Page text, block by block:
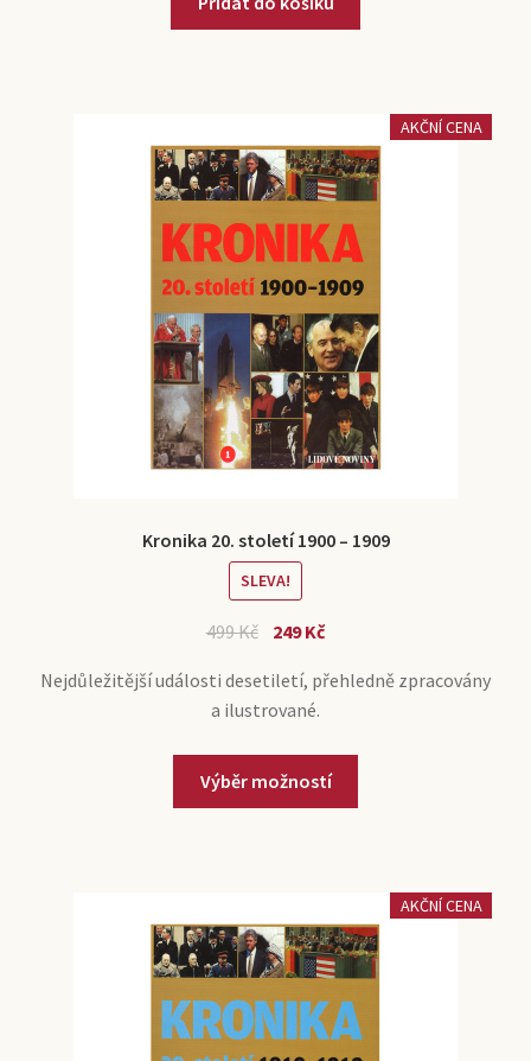
AKČNÍ CENA
Kronika 20. století 1900 – 1909
SLEVA!
499Kč 249Kč
Nejdůležitější události desetiletí, přehledně zpracovány
a ilustrované.
Výběr možností
AKČNÍ CENA